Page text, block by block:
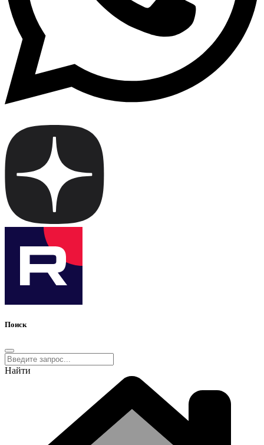
Поиск
Найти